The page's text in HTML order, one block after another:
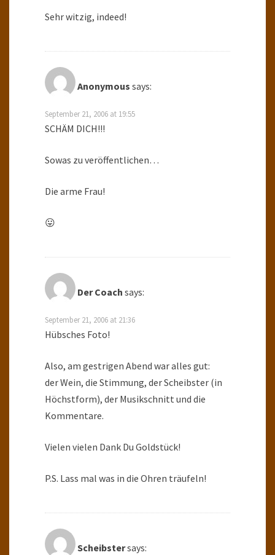
Sehr witzig, indeed!
Anonymous says:
September 21, 2006 at 19:55
SCHÄM DICH!!!
Sowas zu veröffentlichen…
Die arme Frau!
😛
Der Coach says:
September 21, 2006 at 21:36
Hübsches Foto!
Also, am gestrigen Abend war alles gut:
der Wein, die Stimmung, der Scheibster (in
Höchstform), der Musikschnitt und die
Kommentare.
Vielen vielen Dank Du Goldstück!
P.S. Lass mal was in die Ohren träufeln!
Scheibstersays: